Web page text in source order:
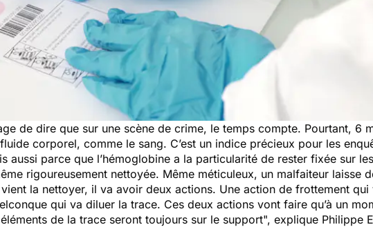
de dire que sur une scène de crime, le temps compte. Pourtant,
corporel, comme le sang. C’est un indice précieux pour les
aussi parce que l’hémoglobine a la particularité de rester fixée sur
rigoureusement nettoyée. Même méticuleux, un malfaiteur laisse
vient la nettoyer, il va avoir deux actions. Une action de frottement
qui va diluer la trace. Ces deux actions vont faire qu’à un
de la trace seront toujours sur le support", explique Philippe